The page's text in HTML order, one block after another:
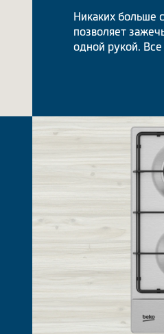
Никаких больше
позволяет
одной рукой.